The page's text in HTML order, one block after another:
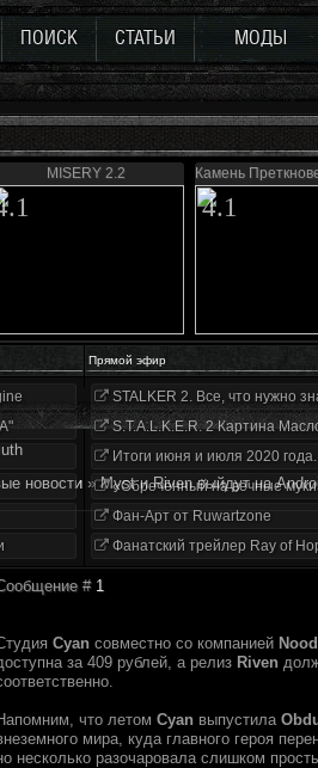
ПОИСК СТАТЬИ МОДЫ
MISERY 2.2 Камень
4.1
Прямой эфир
STALKER 2. Все, что нужно
S.T.A.L.K.E.R. 2 Картина
Итоги июня и июля 2020
«Обречённый на вечные
Фан-Арт от Ruwartzone
Фанатский трейлер Ray of
новости » Myst и Riven выйдут на
# 1
Cyan совместно со компанией
за 409 рублей, а релиз Riven
что летом Cyan выпустила
мира, куда главного героя
несколько разочаровала слишком